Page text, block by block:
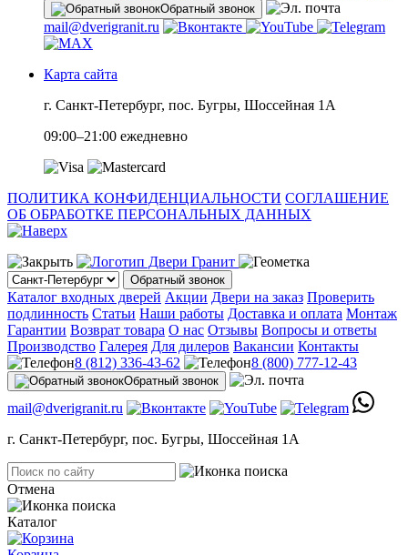
Обратный звонок
mail@dverigranit.ru
Карта сайта
г. Санкт-Петербург, пос. Бугры, Шоссейная 1А
09:00–21:00 ежедневно
ПОЛИТИКА КОНФИДЕНЦИАЛЬНОСТИ СОГЛАШЕНИЕ
ОБ ОБРАБОТКЕ ПЕРСОНАЛЬНЫХ ДАННЫХ
Обратный звонок
Каталог входных дверей Акции Двери на заказ Проверить
подлинность Статьи Наши работы Доставка и оплата Монтаж
Гарантии Возврат товара О нас Отзывы Вопросы и ответы
Производство Галерея Для дилеров Вакансии Контакты
8 (812) 336-43-62
8 (800) 777-12-43
Обратный звонок
mail@dverigranit.ru
г. Санкт-Петербург, пос. Бугры, Шоссейная 1А
Отмена
Каталог